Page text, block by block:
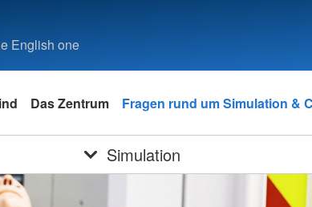
English one
Das Zentrum Fragen rund um Simulation &
Simulation